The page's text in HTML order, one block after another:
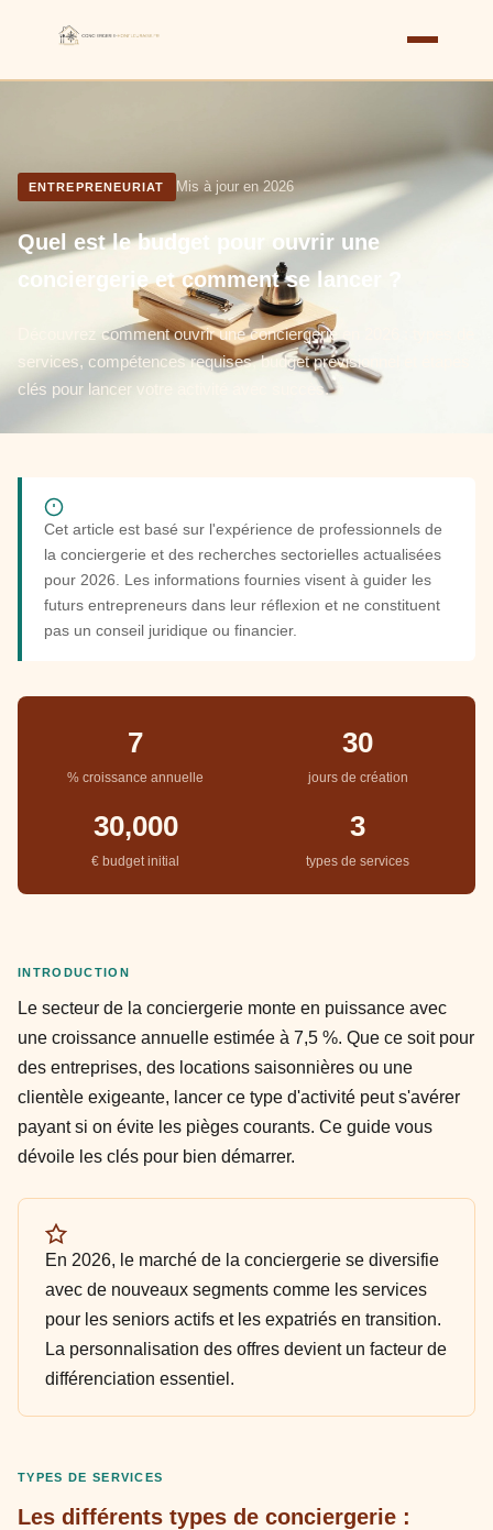
ENTREPRENEURIAT Mis à jour en 2026
Quel est le budget pour ouvrir une
conciergerie et comment se lancer ?
Découvrez comment ouvrir une conciergerie en 2026 : types de
services, compétences requises, budget prévisionnel et étapes
clés pour lancer votre activité avec succès.
Cet article est basé sur l'expérience de professionnels de
la conciergerie et des recherches sectorielles actualisées
pour 2026. Les informations fournies visent à guider les
futurs entrepreneurs dans leur réflexion et ne constituent
pas un conseil juridique ou financier.
7
% croissance annuelle
30
jours de création
30,000
€ budget initial
3
types de services
INTRODUCTION
Le secteur de la conciergerie monte en puissance avec
une croissance annuelle estimée à 7,5 %. Que ce soit pour
des entreprises, des locations saisonnières ou une
clientèle exigeante, lancer ce type d'activité peut s'avérer
payant si on évite les pièges courants. Ce guide vous
dévoile les clés pour bien démarrer.
En 2026, le marché de la conciergerie se diversifie
avec de nouveaux segments comme les services
pour les seniors actifs et les expatriés en transition.
La personnalisation des offres devient un facteur de
différenciation essentiel.
TYPES DE SERVICES
Les différents types de conciergerie :